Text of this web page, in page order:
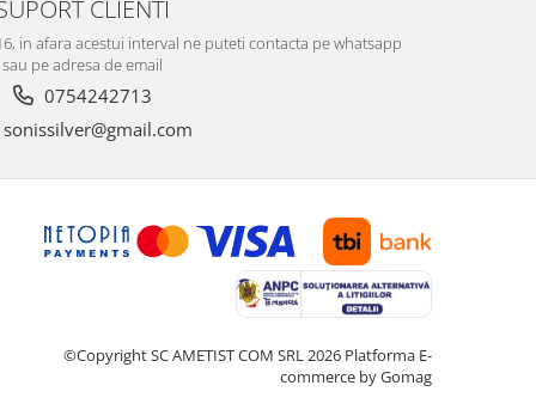
CLIENTI
in afara acestui interval ne puteti contacta pe whatsapp
sau pe adresa de email
0754242713
sonissilver@gmail.com
©Copyright SC AMETIST COM SRL 2026 Platforma E-
commerce by Gomag